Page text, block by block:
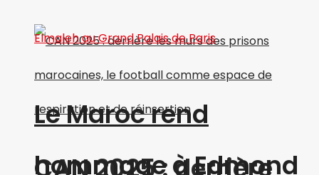
Le Maroc rend
hommage à Edmond